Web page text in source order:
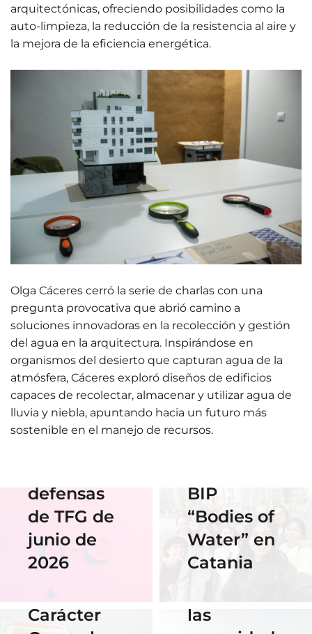
arquitectónicas, ofreciendo posibilidades como la
auto-limpieza, la reducción de la resistencia al aire y
la mejora de la eficiencia energética.
Olga Cáceres cerró la serie de charlas con una
pregunta provocativa que abrió camino a
soluciones innovadoras en la recolección y gestión
del agua en la arquitectura. Inspirándose en
organismos del desierto que capturan agua de la
atmósfera, Cáceres exploró diseños de edificios
capaces de recolectar, almacenar y utilizar agua de
lluvia y niebla, apuntando hacia un futuro más
sostenible en el manejo de recursos.
17 Junio 2026
Horario y
acceso al
defensas
de TFG de
junio de
2026
01 Junio 2026
Estudiantes
de Diseño
Gráfico
participan
BIP
“Bodies of
Water” en
Catania
14 Abril 2026
Carácter
06 Abril 2026
Cauce: El
diseño que
las
18 Noviembre
2025
Nuestra
alumna
gana el
concurso
del